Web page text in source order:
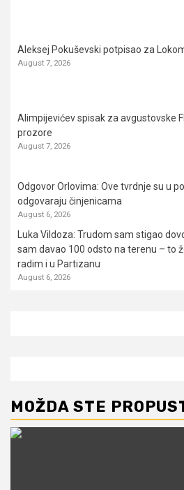
Aleksej Pokuševski potpisao za
August 7, 2026
Alimpijevićev spisak za avgustovske
prozore
August 7, 2026
Odgovor Orlovima: ​Ove tvrdnje su u
odgovaraju činjenicama
August 6, 2026
Luka Vildoza: Trudom sam stigao
sam davao 100 odsto na terenu – to
radim i u Partizanu
August 6, 2026
MOŽDA STE